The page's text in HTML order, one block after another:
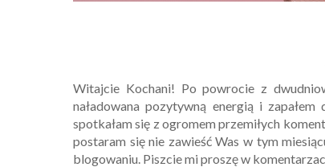
Witajcie Kochani! Po powrocie z
naładowana pozytywną energią i
spotkałam się z ogromem przemiłych
postaram się nie zawieść Was w tym
blogowaniu. Piszcie mi proszę w